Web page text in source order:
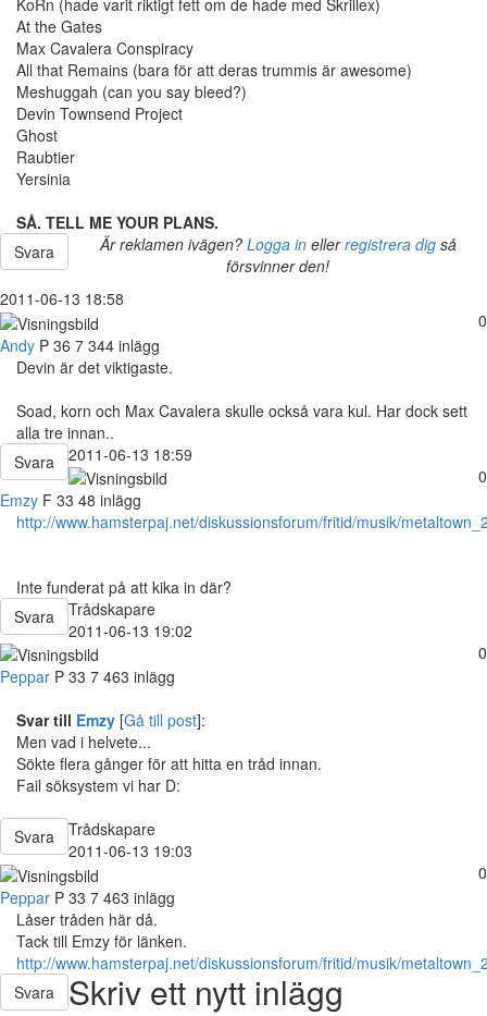
KoRn (hade varit riktigt fett om de hade med Skrillex)
At the Gates
Max Cavalera Conspiracy
All that Remains (bara för att deras trummis är awesome)
Meshuggah (can you say bleed?)
Devin Townsend Project
Ghost
Raubtier
Yersinia
SÅ. TELL ME YOUR PLANS.
Svara
Är reklamen ivägen? Logga inellerregistrera digså
försvinner den!
2011-06-13 18:58
0
Andy P 36 7 344 inlägg
Devin är det viktigaste.
Soad, korn och Max Cavalera skulle också vara kul. Har dock sett
alla tre innan..
Svara
2011-06-13 18:59
0
Emzy F 33 48 inlägg
http://www.hamsterpaj.net/diskussionsforum/fritid/musik/
Inte funderat på att kika in där?
Svara
Trådskapare
2011-06-13 19:02
0
Peppar P 33 7 463 inlägg
Svar till Emzy [Gå till post]:
Men vad i helvete...
Sökte flera gånger för att hitta en tråd innan.
Fail söksystem vi har D:
Svara
Trådskapare
2011-06-13 19:03
0
Peppar P 33 7 463 inlägg
Låser tråden här då.
Tack till Emzy för länken.
http://www.hamsterpaj.net/diskussionsforum/fritid/musik/
Svara
Skriv ett nytt inlägg